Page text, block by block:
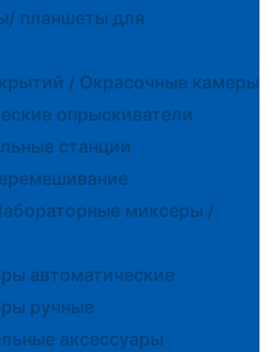
планшеты для
/ Окрасочные камеры
опрыскиватели
станции
миксеры /
автоматические
ручные
аксессуары